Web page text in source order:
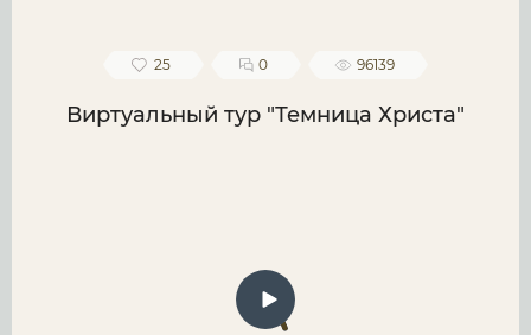
25 0 96139
Виртуальный тур "Темница Христа"